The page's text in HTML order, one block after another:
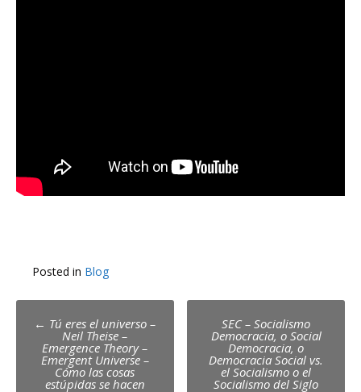
Posted in Blog
Post
navigation
← Tú eres el universo –
Neil Theise –
Emergence Theory –
Emergent Universe –
Cómo las cosas
estúpidas se hacen
SEC – Socialismo
Democracia, o Social
Democracia, o
Democracia Social vs.
el Socialismo o el
Socialismo del Siglo